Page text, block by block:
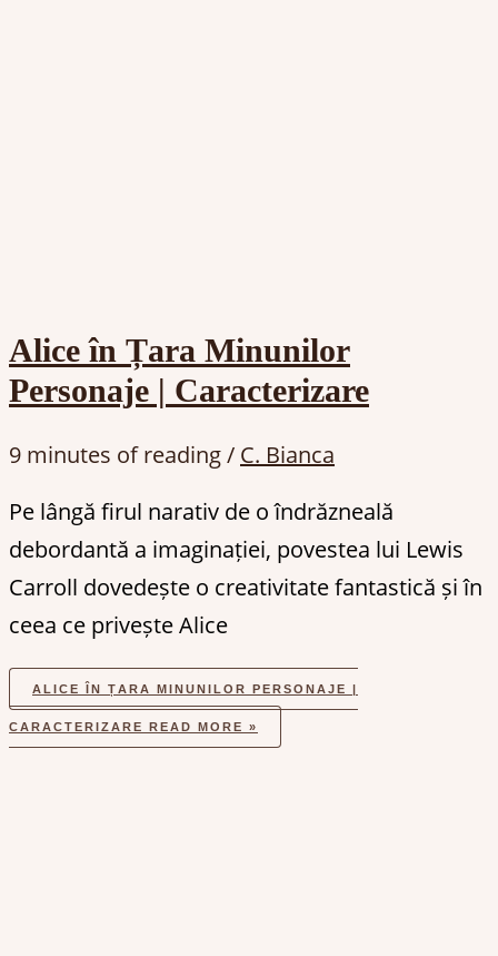
Alice în Țara Minunilor
Personaje | Caracterizare
9 minutes of reading/ C. Bianca
Pe lângă firul narativ de o îndrăzneală
debordantă a imaginației, povestea lui Lewis
Carroll dovedește o creativitate fantastică și în
ceea ce privește Alice
ALICE ÎN ȚARA MINUNILOR PERSONAJE |
CARACTERIZARE READ MORE »